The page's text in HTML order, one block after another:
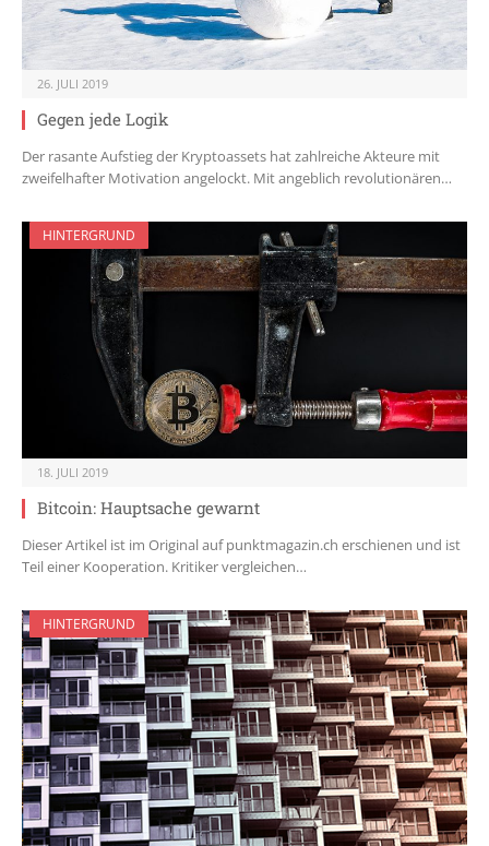
26. JULI 2019
Gegen jede Logik
Der rasante Aufstieg der Kryptoassets hat zahlreiche Akteure mit
zweifelhafter Motivation angelockt. Mit angeblich revolutionären…
HINTERGRUND
18. JULI 2019
Bitcoin: Hauptsache gewarnt
Dieser Artikel ist im Original auf punktmagazin.ch erschienen und ist
Teil einer Kooperation. Kritiker vergleichen…
HINTERGRUND